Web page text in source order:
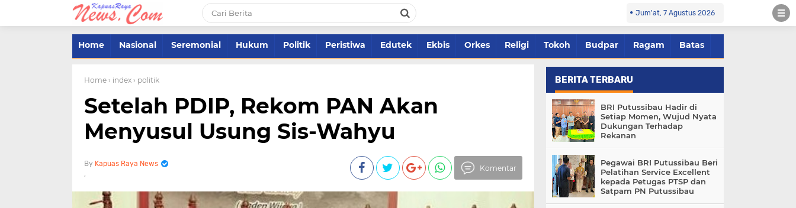
Jum'at, 7 Agustus 2026
Home Nasional Seremonial Hukum Politik Peristiwa Edutek Ekbis Orkes Religi Tokoh Budpar Ragam Batas
Home › index › politik
Setelah PDIP, Rekom PAN Akan
Menyusul Usung Sis-Wahyu
Kapuas Raya News Komentar
BERITA TERBARU
BRI Putussibau Hadir di
Setiap Momen, Wujud Nyata
Dukungan Terhadap
Rekanan
Pegawai BRI Putussibau Beri
Pelatihan Service Excellent
kepada Petugas PTSP dan
Satpam PN Putussibau